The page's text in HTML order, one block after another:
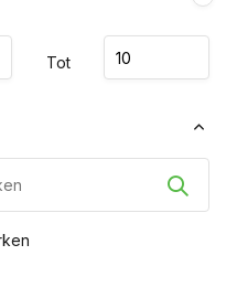
Tot